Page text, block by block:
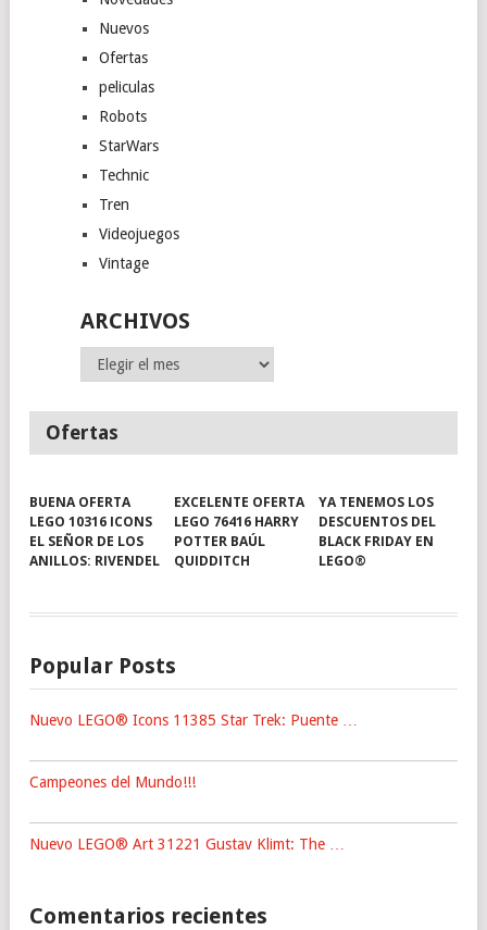
Nuevos
Ofertas
peliculas
Robots
StarWars
Technic
Tren
Videojuegos
Vintage
ARCHIVOS
Archivos
Ofertas
BUENA OFERTA
LEGO 10316 ICONS
EL SEÑOR DE LOS
ANILLOS: RIVENDEL
EXCELENTE OFERTA
LEGO 76416 HARRY
POTTER BAÚL
QUIDDITCH
YA TENEMOS LOS
DESCUENTOS DEL
BLACK FRIDAY EN
LEGO®
Popular Posts
Nuevo LEGO® Icons 11385 Star Trek: Puente …
Campeones del Mundo!!!
Nuevo LEGO® Art 31221 Gustav Klimt: The …
Comentarios recientes